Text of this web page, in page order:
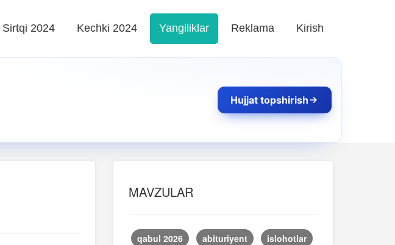
Sirtqi 2024 Kechki 2024 Yangiliklar Reklama Kirish
Hujjat topshirish
MAVZULAR
qabul 2026 abituriyent
islohotlar